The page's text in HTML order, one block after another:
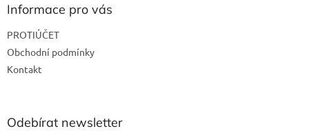
Informace pro vás
PROTIÚČET
Obchodní podmínky
Kontakt
Odebírat newsletter